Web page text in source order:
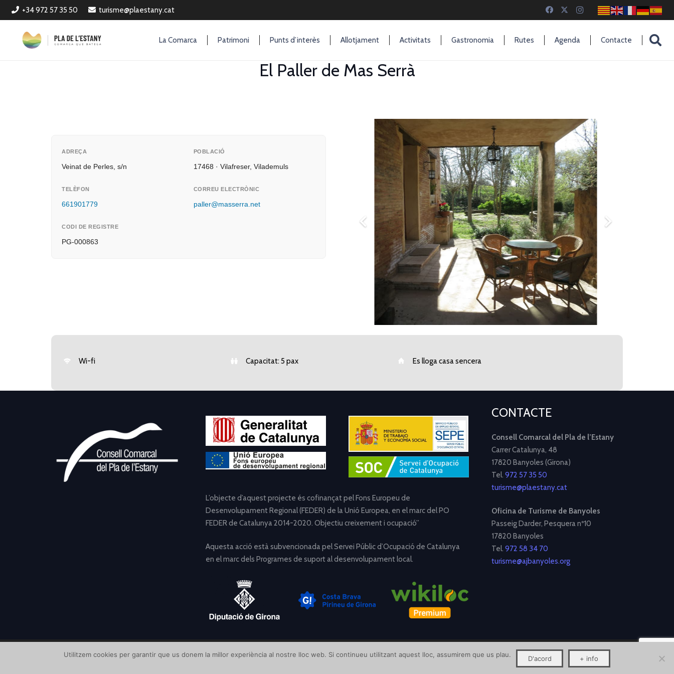
+34 972 57 35 50 turisme@plaestany.cat
La Comarca Patrimoni Punts d’interès Allotjament Activitats Gastronomia Rutes Agenda Contacte
El Paller de Mas Serrà
ADREÇA
Veinat de Perles, s/n
POBLACIÓ
17468 · Vilafreser, Vilademuls
TELÈFON
661901779
CORREU ELECTRÒNIC
paller@masserra.net
CODI DE REGISTRE
PG-000863
Wi-fi Capacitat: 5 pax Es lloga casa sencera
L’objecte d’aquest projecte és cofinançat pel Fons Europeu de
Desenvolupament Regional (FEDER) de la Unió Europea, en el marc del PO
FEDER de Catalunya 2014-2020. Objectiu creixement i ocupació”
Aquesta acció està subvencionada pel Servei Públic d’Ocupació de Catalunya
en el marc dels Programes de suport al desenvolupament local.
CONTACTE
Consell Comarcal del Pla de l’Estany
Carrer Catalunya, 48
17820 Banyoles (Girona)
Tel. 972 57 35 50
turisme@plaestany.cat
Oficina de Turisme de Banyoles
Passeig Darder, Pesquera nº10
17820 Banyoles
Tel. 972 58 34 70
turisme@ajbanyoles.org
Utilitzem cookies per garantir que us donem la millor experiència al nostre lloc web. Si continueu utilitzant aquest lloc, assumirem que us plau. D'acord + info